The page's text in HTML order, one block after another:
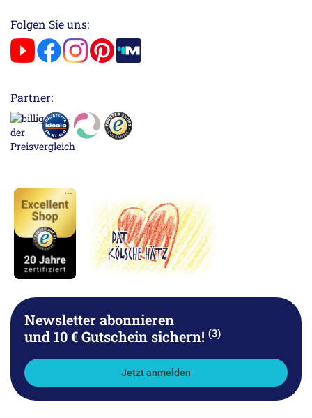
Folgen Sie uns:
Partner:
Newsletter abonnieren
und 10 € Gutschein sichern! (3)
Jetzt anmelden